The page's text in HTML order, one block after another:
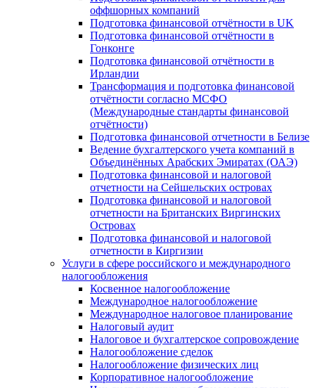
оффшорных компаний
Подготовка финансовой отчётности в UK
Подготовка финансовой отчётности в
Гонконге
Подготовка финансовой отчётности в
Ирландии
Трансформация и подготовка финансовой
отчётности согласно МСФО
(Международные стандарты финансовой
отчётности)
Подготовка финансовой отчетности в Белизе
Ведение бухгалтерского учета компаний в
Объединённых Арабских Эмиратах (ОАЭ)
Подготовка финансовой и налоговой
отчетности на Сейшельских островах
Подготовка финансовой и налоговой
отчетности на Британских Виргинских
Островах
Подготовка финансовой и налоговой
отчетности в Киргизии
Услуги в сфере российского и международного
налогообложения
Косвенное налогообложение
Международное налогообложение
Международное налоговое планирование
Налоговый аудит
Налоговое и бухгалтерское сопровождение
Налогообложение сделок
Налогообложение физических лиц
Корпоративное налогообложение